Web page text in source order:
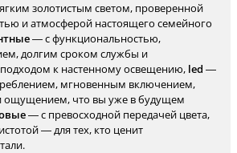
золотистым светом, проверенной
и атмосферой настоящего семейного
— с функциональностью,
долгим сроком службы и
к настенному освещению, led —
мгновенным включением,
ощущением, что вы уже в будущем
— с превосходной передачей цвета,
— для тех, кто ценит